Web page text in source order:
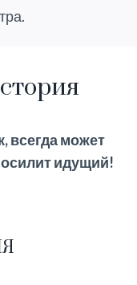
всегда может
осилит идущий!